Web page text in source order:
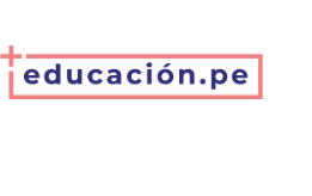
content